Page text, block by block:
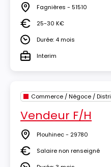
Lieu Fagnières - 51510
Salaire25-30 K€
DuréeDurée: 4 mois
TypeInterim
Commerce / Négoce /
Vendeur F/H
Lieu Plouhinec - 29780
SalaireSalaire non renseigné